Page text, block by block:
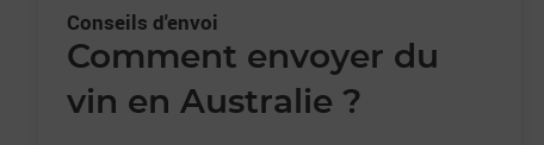
Conseils d'envoi
Comment envoyer du
vin en Australie ?